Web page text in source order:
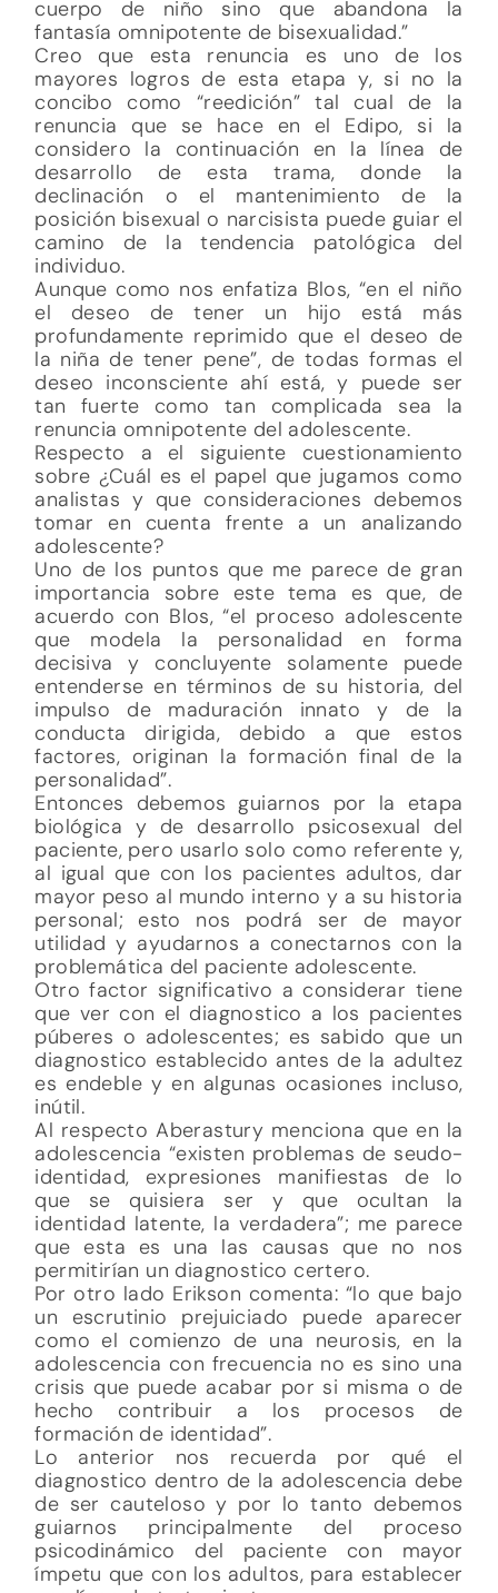
cuerpo de niño sino que abandona la
fantasía omnipotente de bisexualidad.”
Creo que esta renuncia es uno de los
mayores logros de esta etapa y, si no la
concibo como “reedición” tal cual de la
renuncia que se hace en el Edipo, si la
considero la continuación en la línea de
desarrollo de esta trama, donde la
declinación o el mantenimiento de la
posición bisexual o narcisista puede guiar el
camino de la tendencia patológica del
individuo.
Aunque como nos enfatiza Blos, “en el niño
el deseo de tener un hijo está más
profundamente reprimido que el deseo de
la niña de tener pene”, de todas formas el
deseo inconsciente ahí está, y puede ser
tan fuerte como tan complicada sea la
renuncia omnipotente del adolescente.
Respecto a el siguiente cuestionamiento
sobre ¿Cuál es el papel que jugamos como
analistas y que consideraciones debemos
tomar en cuenta frente a un analizando
adolescente?
Uno de los puntos que me parece de gran
importancia sobre este tema es que, de
acuerdo con Blos, “el proceso adolescente
que modela la personalidad en forma
decisiva y concluyente solamente puede
entenderse en términos de su historia, del
impulso de maduración innato y de la
conducta dirigida, debido a que estos
factores, originan la formación final de la
personalidad”.
Entonces debemos guiarnos por la etapa
biológica y de desarrollo psicosexual del
paciente, pero usarlo solo como referente y,
al igual que con los pacientes adultos, dar
mayor peso al mundo interno y a su historia
personal; esto nos podrá ser de mayor
utilidad y ayudarnos a conectarnos con la
problemática del paciente adolescente.
Otro factor significativo a considerar tiene
que ver con el diagnostico a los pacientes
púberes o adolescentes; es sabido que un
diagnostico establecido antes de la adultez
es endeble y en algunas ocasiones incluso,
inútil.
Al respecto Aberastury menciona que en la
adolescencia “existen problemas de seudo-
identidad, expresiones manifiestas de lo
que se quisiera ser y que ocultan la
identidad latente, la verdadera”; me parece
que esta es una las causas que no nos
permitirían un diagnostico certero.
Por otro lado Erikson comenta: “lo que bajo
un escrutinio prejuiciado puede aparecer
como el comienzo de una neurosis, en la
adolescencia con frecuencia no es sino una
crisis que puede acabar por si misma o de
hecho contribuir a los procesos de
formación de identidad”.
Lo anterior nos recuerda por qué el
diagnostico dentro de la adolescencia debe
de ser cauteloso y por lo tanto debemos
guiarnos principalmente del proceso
psicodinámico del paciente con mayor
ímpetu que con los adultos, para establecer